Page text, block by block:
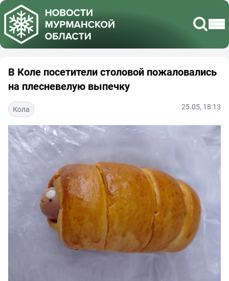
В Коле посетители столовой пожаловались
на плесневелую выпечку
Кола 25.05, 18:13